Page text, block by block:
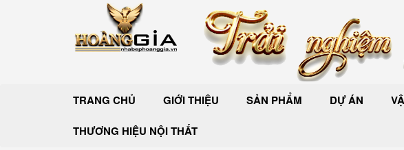
TRANG CHỦ GIỚI THIỆU SẢN PHẨM DỰ ÁN
THƯƠNG HIỆU NỘI THẤT